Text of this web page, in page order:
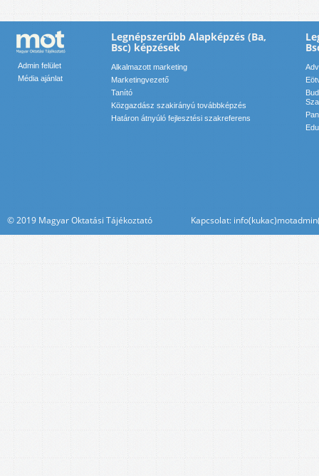
Admin felület
Média ajánlat
Legnépszerűbb Alapképzés (Ba,
Bsc) képzések
Alkalmazott marketing
Marketingvezető
Tanító
Közgazdász szakirányú továbbképzés
Határon átnyúló fejlesztési szakreferens
© 2019 Magyar Oktatási Tájékoztató Kapcsolat: